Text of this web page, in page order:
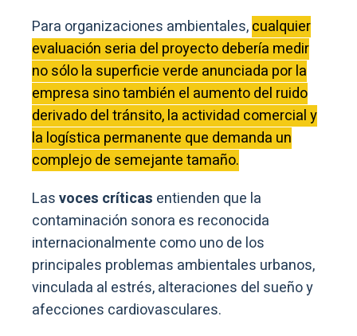
Para organizaciones ambientales,cualquier
evaluación seria del proyecto debería medir
no sólo la superficie verde anunciada por la
empresa sino también el aumento del ruido
derivado del tránsito, la actividad comercial y
la logística permanente que demanda un
complejo de semejante tamaño.
Lasvoces críticas entienden que la
contaminación sonora es reconocida
internacionalmente como uno de los
principales problemas ambientales urbanos,
vinculada al estrés, alteraciones del sueño y
afecciones cardiovasculares.